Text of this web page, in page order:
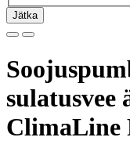
Jätka
sulatusvee
ClimaLine